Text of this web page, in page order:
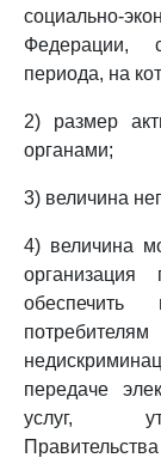
социально-
Федерации,
периода, на
2) размер
органами;
3) величина
4) величина
организация
обеспечить
передаче
услуг,